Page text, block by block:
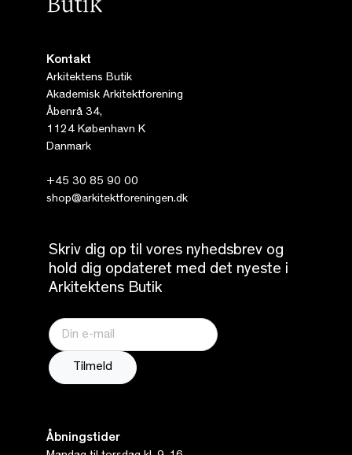
Kontakt
Arkitektens Butik
Akademisk Arkitektforening
Åbenrå 34,
1124 København K
Danmark
+45 30 85 90 00
shop@arkitektforeningen.dk
Skriv dig op til vores nyhedsbrev og
hold dig opdateret med det nyeste i
Arkitektens Butik
Åbningstider